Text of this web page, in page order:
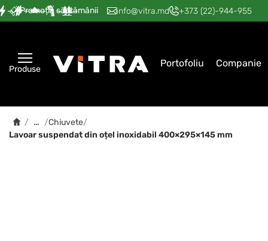
Promoția săptămânii
— — — — — info@vitra.md +373 (22)-944-955
Produse Portofoliu Companie
/ … /Chiuvete/
Lavoar suspendat din oțel inoxidabil 400×295×145 mm